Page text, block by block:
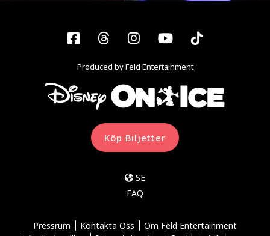
Facebook
ThreadsInstagram
YouTubeTiktok
Produced by Feld Entertainment
Köp Biljetter
SE
FAQ
Pressrum Kontakta Oss
Om Feld Entertainment